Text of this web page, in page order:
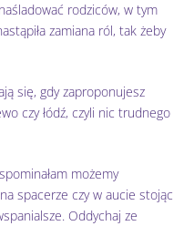
rodziców, w tym
zamiana ról, tak żeby
się, gdy zaproponujesz
czy łódź, czyli nic trudnego
możemy
spacerze czy w aucie stojąc
Oddychaj ze